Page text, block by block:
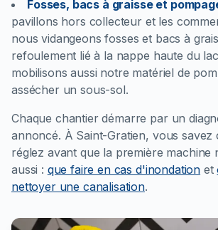
Fosses, bacs à graisse et
pavillons hors collecteur et les
nous vidangeons fosses et bacs à
refoulement lié à la nappe haute du
mobilisons aussi notre matériel de
assécher un sous-sol.
Chaque chantier démarre par un
annoncé. À Saint-Gratien, vous savez
réglez avant que la première machine
aussi : que faire en cas d'inondation et
nettoyer une canalisation.